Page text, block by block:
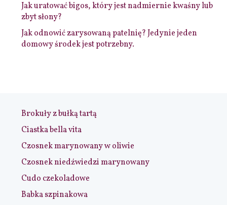
Jak uratować bigos, który jest nadmiernie kwaśny lub
zbyt słony?
Jak odnowić zarysowaną patelnię? Jedynie jeden
domowy środek jest potrzebny.
Brokuły z bułką tartą
Ciastka bella vita
Czosnek marynowany w oliwie
Czosnek niedźwiedzi marynowany
Cudo czekoladowe
Babka szpinakowa